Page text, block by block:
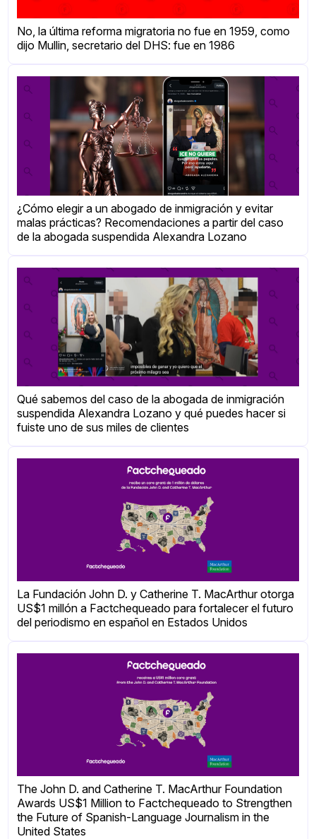
No, la última reforma migratoria no fue en 1959, como
dijo Mullin, secretario del DHS: fue en 1986
¿Cómo elegir a un abogado de inmigración y evitar
malas prácticas? Recomendaciones a partir del caso
de la abogada suspendida Alexandra Lozano
Qué sabemos del caso de la abogada de inmigración
suspendida Alexandra Lozano y qué puedes hacer si
fuiste uno de sus miles de clientes
La Fundación John D. y Catherine T. MacArthur otorga
US$1 millón a Factchequeado para fortalecer el futuro
del periodismo en español en Estados Unidos
The John D. and Catherine T. MacArthur Foundation
Awards US$1 Million to Factchequeado to Strengthen
the Future of Spanish-Language Journalism in the
United States